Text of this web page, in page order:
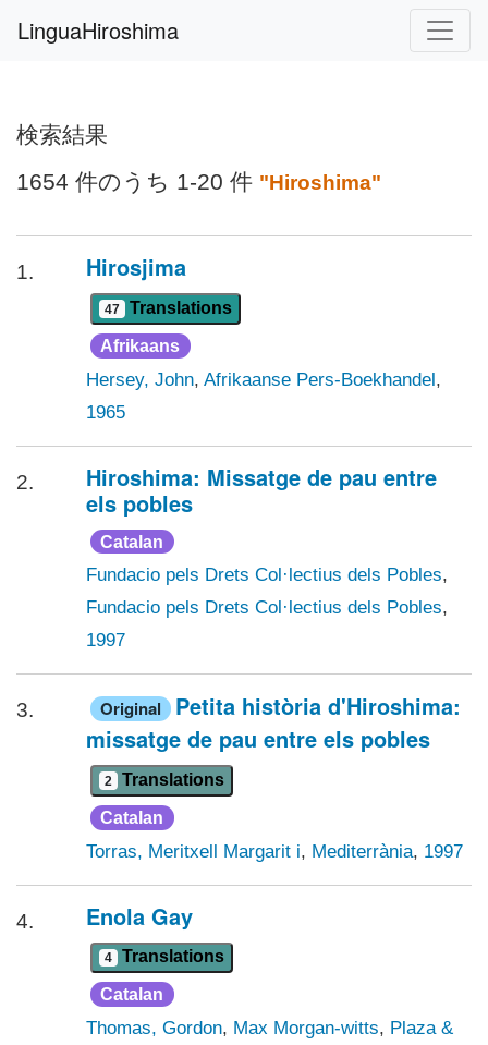
LinguaHiroshima
検索結果
1654 件のうち 1-20 件 "Hiroshima"
1. Hirosjima
47 Translations
Afrikaans
Hersey, John, Afrikaanse Pers-Boekhandel,
1965
2.
Hiroshima: Missatge de pau entre
els pobles
Catalan
Fundacio pels Drets Col·lectius dels Pobles,
Fundacio pels Drets Col·lectius dels Pobles,
1997
3. Original
Petita història d'Hiroshima:
missatge de pau entre els pobles
2 Translations
Catalan
Torras, Meritxell Margarit i, Mediterrània, 1997
4. Enola Gay
4 Translations
Catalan
Thomas, Gordon, Max Morgan-witts, Plaza &